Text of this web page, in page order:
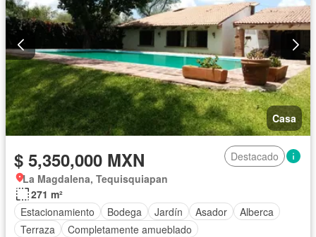
Casa
$ 5,350,000 MXN
Destacado
La Magdalena, Tequisquiapan
271 m²
Estacionamiento
Bodega Jardín Asador
Alberca
Terraza
Completamente amueblado